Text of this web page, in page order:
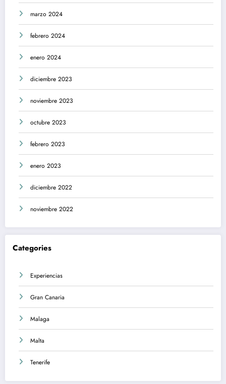
marzo 2024
febrero 2024
enero 2024
diciembre 2023
noviembre 2023
octubre 2023
febrero 2023
enero 2023
diciembre 2022
noviembre 2022
Categories
Experiencias
Gran Canaria
Malaga
Malta
Tenerife